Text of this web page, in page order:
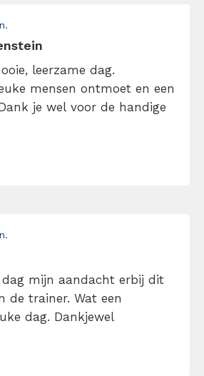
leerzame dag.
mensen ontmoet en een
je wel voor de handige
mijn aandacht erbij dit
de trainer. Wat een
dag. Dankjewel